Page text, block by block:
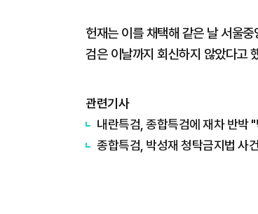
헌재는 이를 채택해 같은 날 서울
검은 이날까지 회신하지 않았다고
관련기사
내란특검, 종합특검에 재차 반박
종합특검, 박성재 청탁금지법 사